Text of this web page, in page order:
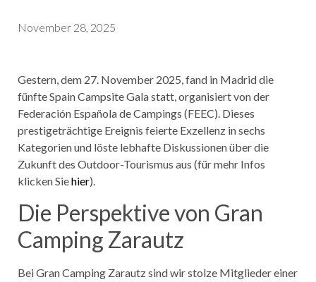
November 28, 2025
Gestern, dem 27. November 2025, fand in Madrid die
fünfte Spain Campsite Gala statt, organisiert von der
Federación Española de Campings (FEEC). Dieses
prestigeträchtige Ereignis feierte Exzellenz in sechs
Kategorien und löste lebhafte Diskussionen über die
Zukunft des Outdoor-Tourismus aus (für mehr Infos
klicken Siehier).
Die Perspektive von Gran
Camping Zarautz
Bei Gran Camping Zarautz sind wir stolze Mitglieder einer